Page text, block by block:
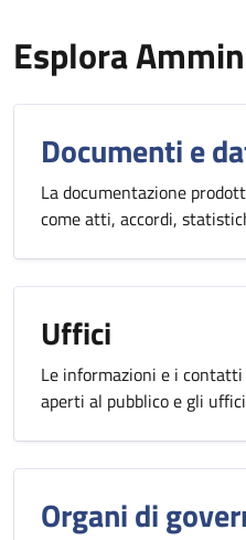
Esplora
Documenti e
La documentazione
come atti, accordi,
Uffici
Le informazioni e i
aperti al pubblico e gli
Organi di